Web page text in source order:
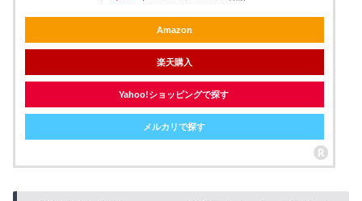
Amazon
楽天購入
Yahoo!ショッピングで探す
メルカリで探す